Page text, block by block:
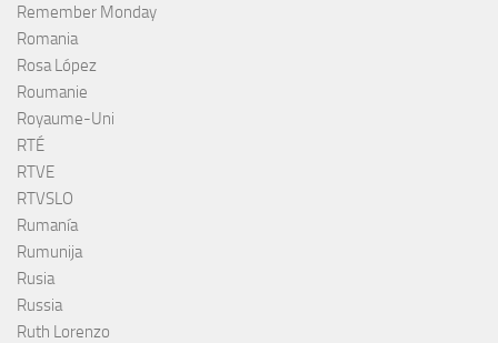
Remember Monday
Romania
Rosa López
Roumanie
Royaume-Uni
RTÉ
RTVE
RTVSLO
Rumanía
Rumunija
Rusia
Russia
Ruth Lorenzo